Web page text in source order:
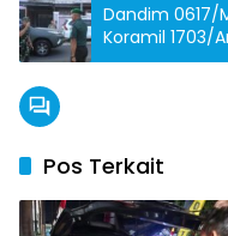
Dandim 0617/
Koramil 1703/
Pos Terkait